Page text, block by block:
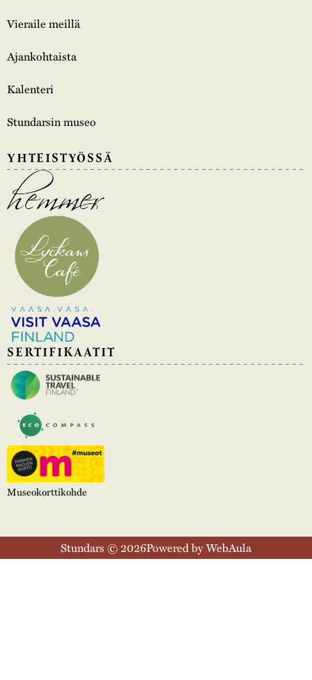
Vieraile meillä
Ajankohtaista
Kalenteri
Stundarsin museo
YHTEISTYÖSSÄ
SERTIFIKAATIT
Museokorttikohde
Stundars © 2026Powered by WebAula